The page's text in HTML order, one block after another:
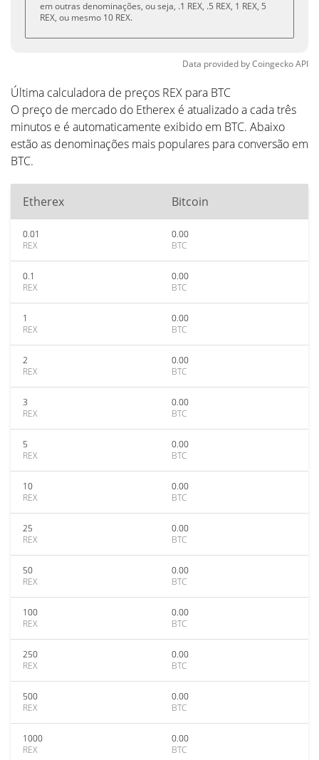
em outras denominações, ou seja, .1 REX, .5 REX, 1 REX, 5
REX, ou mesmo 10 REX.
Data provided byCoingeckoAPI
Última calculadora de preços REX para BTC
O preço de mercado do Etherex é atualizado a cada três
minutos e é automaticamente exibido em BTC. Abaixo
estão as denominações mais populares para conversão em
BTC.
Etherex Bitcoin
0.01
REX
0.00
BTC
0.1
REX
0.00
BTC
1
REX
0.00
BTC
2
REX
0.00
BTC
3
REX
0.00
BTC
5
REX
0.00
BTC
10
REX
0.00
BTC
25
REX
0.00
BTC
50
REX
0.00
BTC
100
REX
0.00
BTC
250
REX
0.00
BTC
500
REX
0.00
BTC
1000
REX
0.00
BTC